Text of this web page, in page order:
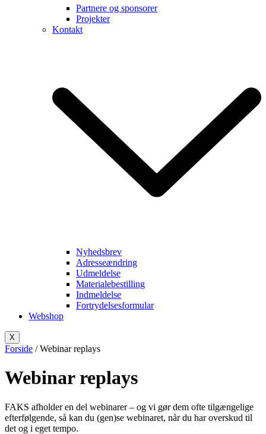
Partnere og sponsorer
Projekter
Kontakt
Nyhedsbrev
Adresseændring
Udmeldelse
Materialebestilling
Indmeldelse
Fortrydelsesformular
Webshop
X
Forside / Webinar replays
Webinar replays
FAKS afholder en del webinarer – og vi gør dem ofte tilgængelige
efterfølgende, så kan du (gen)se webinaret, når du har overskud til
det og i eget tempo.